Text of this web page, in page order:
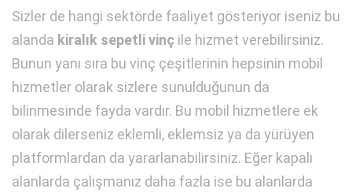
Sizler de hangi sektörde faaliyet gösteriyor iseniz bu
alanda kiralık sepetli vinç ile hizmet verebilirsiniz.
Bunun yanı sıra bu vinç çeşitlerinin hepsinin mobil
hizmetler olarak sizlere sunulduğunun da
bilinmesinde fayda vardır. Bu mobil hizmetlere ek
olarak dilerseniz eklemli, eklemsiz ya da yürüyen
platformlardan da yararlanabilirsiniz. Eğer kapalı
alanlarda çalışmanız daha fazla ise bu alanlarda